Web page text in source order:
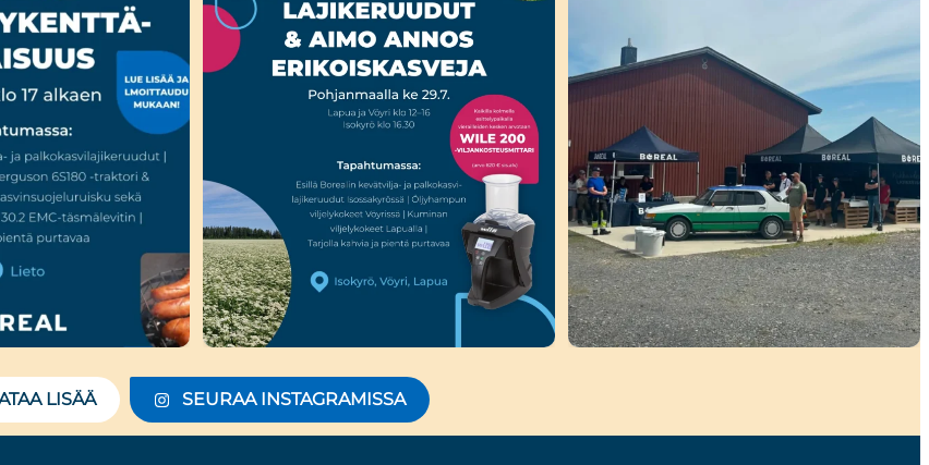
LISÄÄ SEURAA INSTAGRAMISSA